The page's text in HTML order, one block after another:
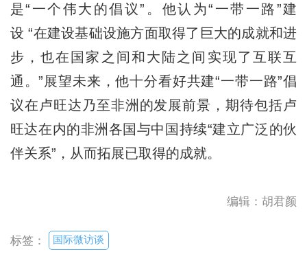
是“一个伟大的倡议”。他认为“一带一路”建
设 “在建设基础设施方面取得了巨大的成就和进
步，也在国家之间和大陆之间实现了互联互
通。”展望未来，他十分看好共建“一带一路”倡
议在卢旺达乃至非洲的发展前景，期待包括卢
旺达在内的非洲各国与中国持续“建立广泛的伙
伴关系”，从而拓展已取得的成就。
编辑：胡君颜
标签： 国际微访谈